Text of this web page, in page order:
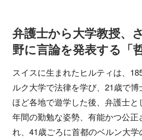
弁護士から大学教授、
野に言論を発表する「
スイスに生まれたヒルティは、
ルク大学で法律を学び、21歳で
ほど各地で遊学した後、弁護士と
年間の勤勉な姿勢、有能かつ公正
れ、41歳ごろに首都のベルン大